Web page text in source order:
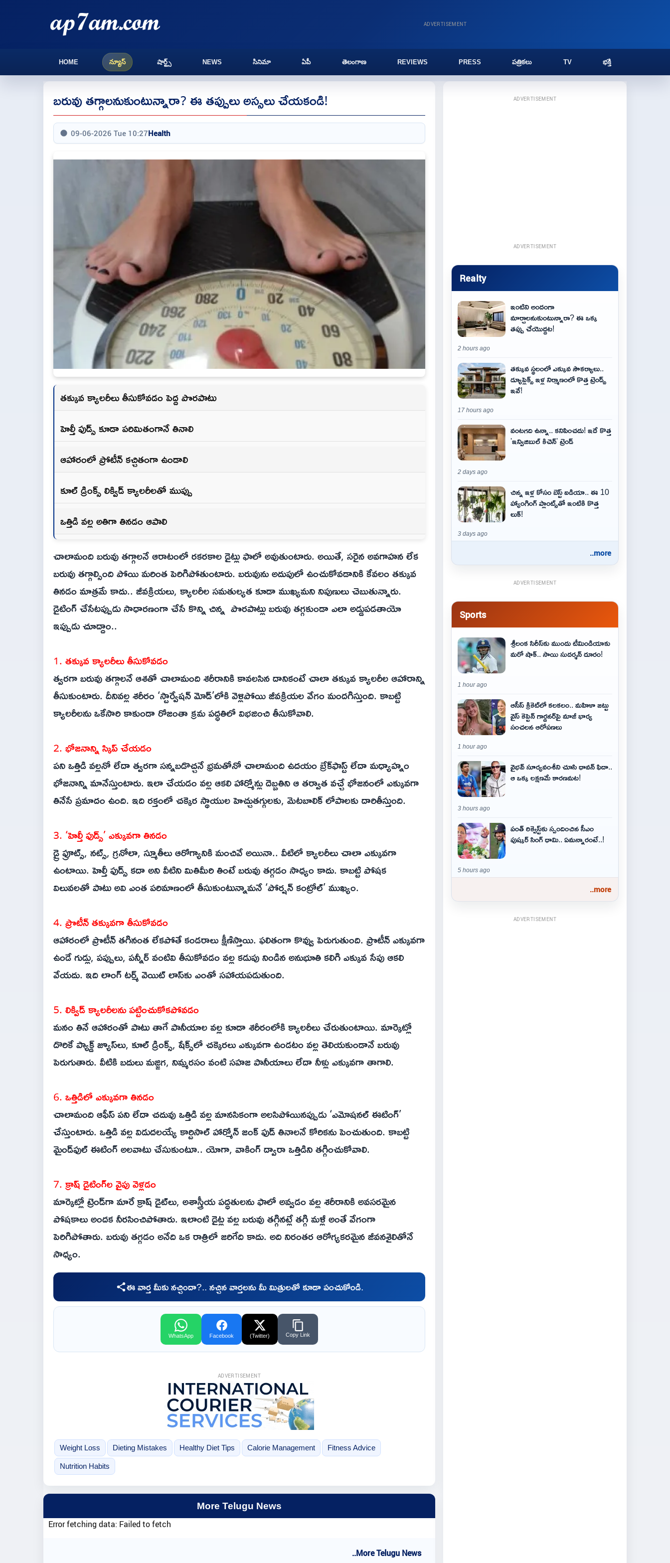
ADVERTISEMENT
HOME న్యూస్ షార్ట్స్ NEWS సినిమా ఏపీ తెలంగాణ REVIEWS PRESS పత్రికలు TV భక్తి
బరువు తగ్గాలనుకుంటున్నారా? ఈ తప్పులు అస్సలు చేయకండి!
09-06-2026 Tue 10:27Health
తక్కువ క్యాలరీలు తీసుకోవడం పెద్ద పొరపాటు
హెల్తీ ఫుడ్స్ కూడా పరిమితంగానే తినాలి
ఆహారంలో ప్రోటీన్ కచ్చితంగా ఉండాలి
కూల్ డ్రింక్స్ లిక్విడ్ క్యాలరీలతో ముప్పు
ఒత్తిడి వల్ల అతిగా తినడం ఆపాలి
చాలామంది బరువు తగ్గాలనే ఆరాటంలో రకరకాల డైట్లు ఫాలో అవుతుంటారు. అయితే, సరైన అవగాహన లేక
బరువు తగ్గాల్సింది పోయి మరింత పెరిగిపోతుంటారు. బరువును అదుపులో ఉంచుకోవడానికి కేవలం తక్కువ
తినడం మాత్రమే కాదు.. జీవక్రియలు, క్యాలరీల సమతుల్యత కూడా ముఖ్యమని నిపుణులు చెబుతున్నారు.
డైటింగ్ చేసేటప్పుడు సాధారణంగా చేసే కొన్ని చిన్న పొరపాట్లు బరువు తగ్గకుండా ఎలా అడ్డుపడతాయో
ఇప్పుడు చూద్దాం..
1. తక్కువ క్యాలరీలు తీసుకోవడం
త్వరగా బరువు తగ్గాలనే ఆశతో చాలామంది శరీరానికి కావలసిన దానికంటే చాలా తక్కువ క్యాలరీల ఆహారాన్ని
తీసుకుంటారు. దీనివల్ల శరీరం ‘స్టార్వేషన్ మోడ్’లోకి వెళ్లిపోయి జీవక్రియల వేగం మందగిస్తుంది. కాబట్టి
క్యాలరీలను ఒకేసారి కాకుండా రోజంతా క్రమ పద్ధతిలో విభజించి తీసుకోవాలి.
2. భోజనాన్ని స్కిప్ చేయడం
పని ఒత్తిడి వల్లనో లేదా త్వరగా సన్నబడొచ్చనే భ్రమతోనో చాలామంది ఉదయం బ్రేక్‌ఫాస్ట్ లేదా మధ్యాహ్నం
భోజనాన్ని మానేస్తుంటారు. ఇలా చేయడం వల్ల ఆకలి హార్మోన్లు దెబ్బతిని ఆ తర్వాత వచ్చే భోజనంలో ఎక్కువగా
తినేసే ప్రమాదం ఉంది. ఇది రక్తంలో చక్కెర స్థాయుల హెచ్చుతగ్గులకు, మెటబాలిక్ లోపాలకు దారితీస్తుంది.
3. ‘హెల్తీ ఫుడ్స్’ ఎక్కువగా తినడం
డ్రై ఫ్రూట్స్, నట్స్, గ్రనోలా, స్మూతీలు ఆరోగ్యానికి మంచివే అయినా.. వీటిలో క్యాలరీలు చాలా ఎక్కువగా
ఉంటాయి. హెల్తీ ఫుడ్స్ కదా అని వీటిని మితిమీరి తింటే బరువు తగ్గడం సాధ్యం కాదు. కాబట్టి పోషక
విలువలతో పాటు అవి ఎంత పరిమాణంలో తీసుకుంటున్నామనే ‘పోర్షన్ కంట్రోల్’ ముఖ్యం.
4. ప్రొటీన్ తక్కువగా తీసుకోవడం
ఆహారంలో ప్రొటీన్ తగినంత లేకపోతే కండరాలు క్షీణిస్తాయి. ఫలితంగా కొవ్వు పెరుగుతుంది. ప్రొటీన్ ఎక్కువగా
ఉండే గుడ్లు, పప్పులు, పన్నీర్ వంటివి తీసుకోవడం వల్ల కడుపు నిండిన అనుభూతి కలిగి ఎక్కువ సేపు ఆకలి
వేయదు. ఇది లాంగ్ టర్మ్ వెయిట్ లాస్‌కు ఎంతో సహాయపడుతుంది.
5. లిక్విడ్ క్యాలరీలను పట్టించుకోకపోవడం
మనం తినే ఆహారంతో పాటు తాగే పానీయాల వల్ల కూడా శరీరంలోకి క్యాలరీలు చేరుతుంటాయి. మార్కెట్లో
దొరికే ప్యాక్డ్ జ్యూస్‌లు, కూల్ డ్రింక్స్, షేక్స్‌లో చక్కెరలు ఎక్కువగా ఉండటం వల్ల తెలియకుండానే బరువు
పెరుగుతారు. వీటికి బదులు మజ్జిగ, నిమ్మరసం వంటి సహజ పానీయాలు లేదా నీళ్లు ఎక్కువగా తాగాలి.
6. ఒత్తిడిలో ఎక్కువగా తినడం
చాలామంది ఆఫీస్ పని లేదా చదువు ఒత్తిడి వల్ల మానసికంగా అలసిపోయినప్పుడు ‘ఎమోషనల్ ఈటింగ్’
చేస్తుంటారు. ఒత్తిడి వల్ల విడుదలయ్యే కార్టిసాల్ హార్మోన్ జంక్ ఫుడ్ తినాలనే కోరికను పెంచుతుంది. కాబట్టి
మైండ్‌ఫుల్ ఈటింగ్ అలవాటు చేసుకుంటూ.. యోగా, వాకింగ్ ద్వారా ఒత్తిడిని తగ్గించుకోవాలి.
7. క్రాష్ డైటింగ్‌ల వైపు వెళ్లడం
మార్కెట్లో ట్రెండ్‌గా మారే క్రాష్ డైట్‌లు, అశాస్త్రీయ పద్ధతులను ఫాలో అవ్వడం వల్ల శరీరానికి అవసరమైన
పోషకాలు అందక నీరసించిపోతారు. ఇలాంటి డైట్ల వల్ల బరువు తగ్గినట్లే తగ్గి మళ్లీ అంతే వేగంగా
పెరిగిపోతారు. బరువు తగ్గడం అనేది ఒక రాత్రిలో జరిగేది కాదు. అది నిరంతర ఆరోగ్యకరమైన జీవనశైలితోనే
సాధ్యం.
ఈ వార్త మీకు నచ్చిందా?.. నచ్చిన వార్తలను మీ మిత్రులతో కూడా పంచుకోండి.
WhatsApp Facebook (Twitter) Copy Link
ADVERTISEMENT
Weight Loss Dieting Mistakes Healthy Diet Tips Calorie Management Fitness Advice
Nutrition Habits
More Telugu News
Error fetching data: Failed to fetch
..More Telugu News
ADVERTISEMENT
ADVERTISEMENT
Realty
ఇంటిని అందంగా
మార్చాలనుకుంటున్నారా? ఈ ఒక్క
తప్పు చేయొద్దట!
2 hours ago
తక్కువ స్థలంలో ఎక్కువ సౌకర్యాలు..
డ్యూప్లెక్స్ ఇళ్ల నిర్మాణంలో కొత్త ట్రెండ్స్
ఇవే!
17 hours ago
వంటగది ఉన్నా.. కనిపించదు! ఇదే కొత్త
'ఇన్విజిబుల్ కిచెన్' ట్రెండ్
2 days ago
చిన్న ఇళ్ల కోసం బెస్ట్ ఐడియా.. ఈ 10
హ్యాంగింగ్ ప్లాంట్స్‌తో ఇంటికి కొత్త
లుక్!
3 days ago
..more
ADVERTISEMENT
Sports
శ్రీలంక సిరీస్‌కు ముందు టీమిండియాకు
మరో షాక్‌.. సాయి సుదర్శన్‌ దూరం!
1 hour ago
ఆసీస్ క్రికెట్‌లో కలకలం.. మహిళా జట్టు
వైస్ కెప్టెన్ గార్డనర్‌పై మాజీ భార్య
సంచలన ఆరోపణలు
1 hour ago
వైభవ్‌ సూర్యవంశీని చూసి ధావన్‌ ఫిదా..
ఆ ఒక్క లక్షణమే కారణమట!
3 hours ago
పంత్ రిక్వెస్ట్‌కు స్పందించిన సీఎం
పుష్కర్ సింగ్ ధామి.. ఏమ‌న్నారంటే..!
5 hours ago
..more
ADVERTISEMENT